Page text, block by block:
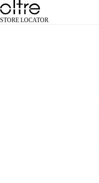
STORE LOCATOR